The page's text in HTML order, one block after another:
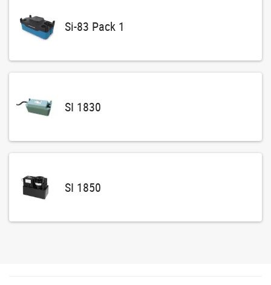
Si-83 Pack 1
SI 1830
SI 1850